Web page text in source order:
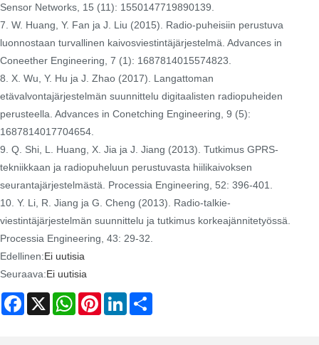
Sensor Networks, 15 (11): 1550147719890139.
7. W. Huang, Y. Fan ja J. Liu (2015). Radio-puheisiin perustuva
luonnostaan ​​turvallinen kaivosviestintäjärjestelmä. Advances in
Coneether Engineering, 7 (1): 1687814015574823.
8. X. Wu, Y. Hu ja J. Zhao (2017). Langattoman
etävalvontajärjestelmän suunnittelu digitaalisten radiopuheiden
perusteella. Advances in Conetching Engineering, 9 (5):
1687814017704654.
9. Q. Shi, L. Huang, X. Jia ja J. Jiang (2013). Tutkimus GPRS-
tekniikkaan ja radiopuheluun perustuvasta hiilikaivoksen
seurantajärjestelmästä. Processia Engineering, 52: 396-401.
10. Y. Li, R. Jiang ja G. Cheng (2013). Radio-talkie-
viestintäjärjestelmän suunnittelu ja tutkimus korkeajännitetyössä.
Processia Engineering, 43: 29-32.
Edellinen:Ei uutisia
Seuraava:Ei uutisia
Facebook
X WhatsAppPinterestLinkedIn